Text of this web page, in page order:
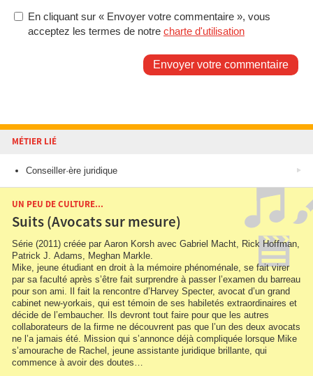
En cliquant sur « Envoyer votre commentaire », vous
acceptez les termes de notre charte d'utilisation
Envoyer votre commentaire
MÉTIER LIÉ
Conseiller·ère juridique
UN PEU DE CULTURE...
Suits (Avocats sur mesure)
Série (2011) créée par Aaron Korsh avec Gabriel Macht, Rick Hoffman,
Patrick J. Adams, Meghan Markle.
Mike, jeune étudiant en droit à la mémoire phénoménale, se fait virer
par sa faculté après s’être fait surprendre à passer l’examen du barreau
pour son ami. Il fait la rencontre d’Harvey Specter, avocat d’un grand
cabinet new-yorkais, qui est témoin de ses habiletés extraordinaires et
décide de l’embaucher. Ils devront tout faire pour que les autres
collaborateurs de la firme ne découvrent pas que l’un des deux avocats
ne l’a jamais été. Mission qui s’annonce déjà compliquée lorsque Mike
s’amourache de Rachel, jeune assistante juridique brillante, qui
commence à avoir des doutes…